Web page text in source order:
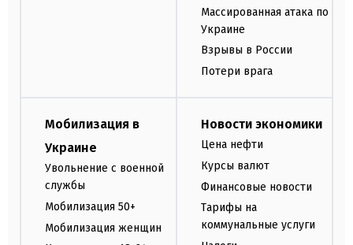
Массированная атака по
Украине
Взрывы в России
Потери врага
Мобилизация в
Украине
Увольнение с военной
службы
Мобилизация 50+
Мобилизация женщин
Новости экономики
Цена нефти
Курсы валют
Финансовые новости
Тарифы на
коммунальные услуги